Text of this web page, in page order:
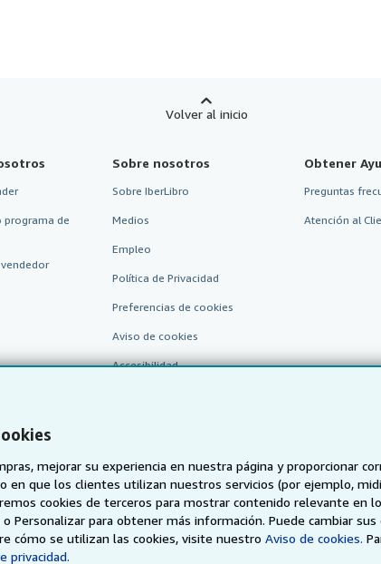
mejorar su experiencia en nuestra página y proporcionar
en que los clientes utilizan nuestros servicios (por ejemplo,
cookies de terceros para mostrar contenido relevante en
Personalizar para obtener más información. Puede cambiar
cómo se utilizan las cookies, visite nuestroAviso de cookies.
privacidad.
Volver al inicio
programa de
Sobre nosotros
Sobre IberLibro
Medios
Empleo
Política de Privacidad
Preferencias de cookies
Aviso de cookies
Accesibilidad
Obtener
Preguntas
Atención al
AbeBooks.de AbeBooks.fr AbeBooks.it